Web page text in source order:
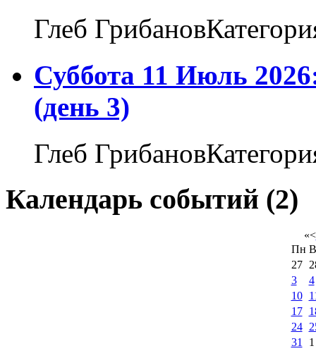
Глеб
Суббота 11 Июль
(день 3)
Глеб
Календарь событий (2)
«<
Пн
27
3
4
10
17
24
31
1